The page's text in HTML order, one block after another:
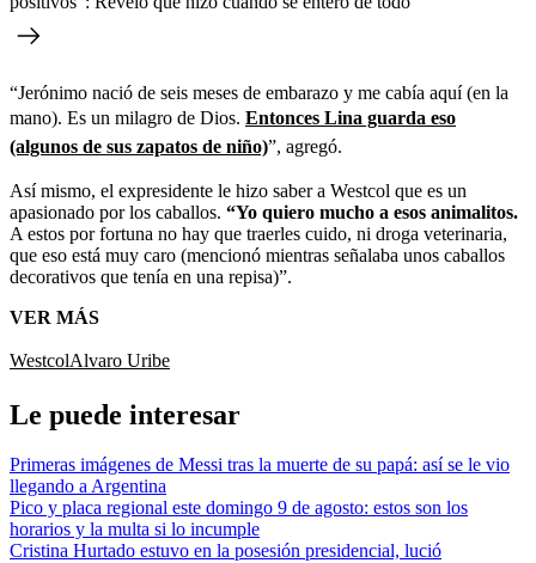
“Jerónimo nació de seis meses de embarazo y me cabía aquí (en la
mano). Es un milagro de Dios. Entonces Lina guarda eso
(algunos de sus zapatos de niño)”, agregó.
Así mismo, el expresidente le hizo saber a Westcol que es un
apasionado por los caballos. “Yo quiero mucho a esos animalitos.
A estos por fortuna no hay que traerles cuido, ni droga veterinaria,
que eso está muy caro (mencionó mientras señalaba unos caballos
decorativos que tenía en una repisa)”.
VER MÁS
WestcolAlvaro Uribe
Le puede interesar
Primeras imágenes de Messi tras la muerte de su papá: así se le vio
llegando a Argentina
Pico y placa regional este domingo 9 de agosto: estos son los
horarios y la multa si lo incumple
Cristina Hurtado estuvo en la posesión presidencial, lució